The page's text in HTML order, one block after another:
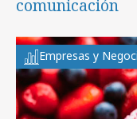
comunicación
Empresas y